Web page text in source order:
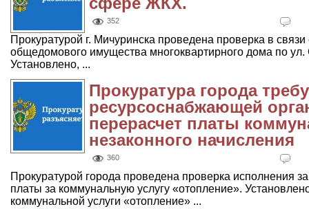
352
Прокуратурой г. Мичуринска проведена проверка в
общедомового имущества многоквартирного дома по
Установлено, ...
Прокуратура города
ресурсоснабжающей
перерасчет платы
незаконного начисления
360
Прокуратурой города проведена проверка исполнения
платы за коммунальную услугу «отопление».
коммунальной услуги «отопление» ...